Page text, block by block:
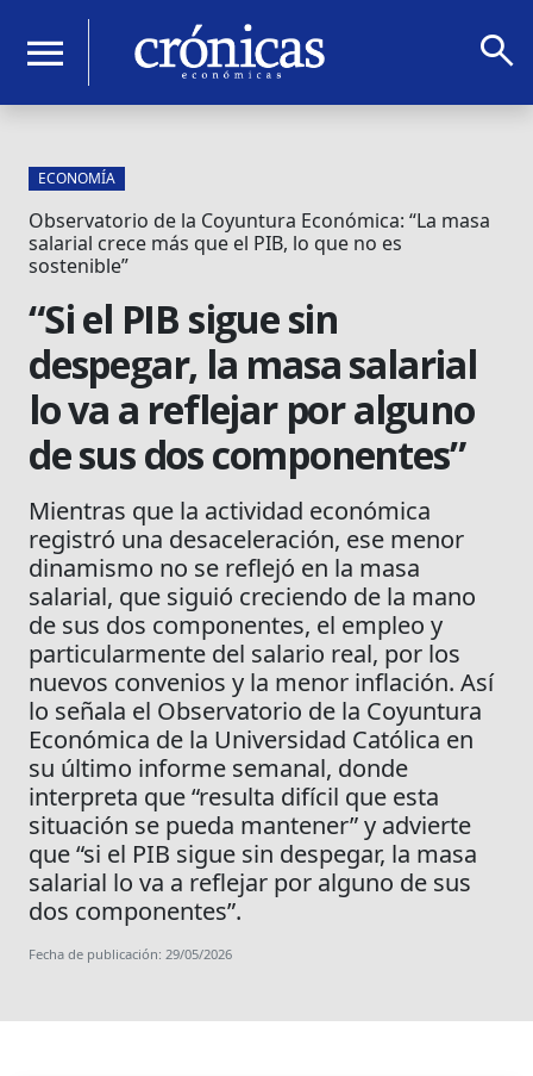
menu search
ECONOMÍA
Observatorio de la Coyuntura Económica: “La masa
salarial crece más que el PIB, lo que no es
sostenible”
“Si el PIB sigue sin
despegar, la masa salarial
lo va a reflejar por alguno
de sus dos componentes”
Mientras que la actividad económica
registró una desaceleración, ese menor
dinamismo no se reflejó en la masa
salarial, que siguió creciendo de la mano
de sus dos componentes, el empleo y
particularmente del salario real, por los
nuevos convenios y la menor inflación. Así
lo señala el Observatorio de la Coyuntura
Económica de la Universidad Católica en
su último informe semanal, donde
interpreta que “resulta difícil que esta
situación se pueda mantener” y advierte
que “si el PIB sigue sin despegar, la masa
salarial lo va a reflejar por alguno de sus
dos componentes”.
Fecha de publicación: 29/05/2026